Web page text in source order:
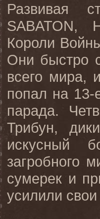
Развивая
SABATON,
Короли
Они быстро
всего мира,
попал на 13-
парада.
Трибун,
искусный
загробного
сумерек и
усилили